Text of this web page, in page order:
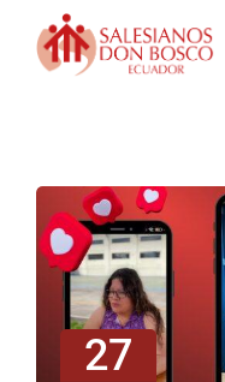
27